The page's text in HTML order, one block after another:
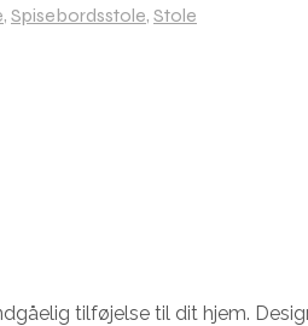
, Spisebordsstole, Stole
tilføjelse til dit hjem.